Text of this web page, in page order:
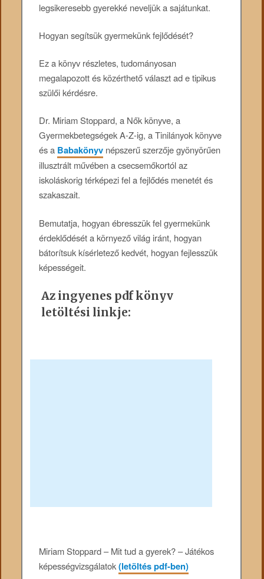
legsikeresebb gyerekké neveljük a sajátunkat.
Hogyan segítsük gyermekünk fejlődését?
Ez a könyv részletes, tudományosan
megalapozott és közérthető választ ad e tipikus
szülői kérdésre.
Dr. Miriam Stoppard, a Nők könyve, a
Gyermekbetegségek A-Z-ig, a Tinilányok könyve
és a Babakönyv népszerű szerzője gyönyörűen
illusztrált művében a csecsemőkortól az
iskoláskorig térképezi fel a fejlődés menetét és
szakaszait.
Bemutatja, hogyan ébresszük fel gyermekünk
érdeklődését a környező világ iránt, hogyan
bátorítsuk kísérletező kedvét, hogyan fejlesszük
képességeit.
Az ingyenes pdf könyv
letöltési linkje:
Miriam Stoppard – Mit tud a gyerek? – Játékos
képességvizsgálatok(letöltés pdf-ben)